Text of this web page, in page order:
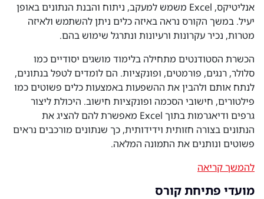
אנליטיקס, Excel משמש למעקב, ניתוח והבנת הנתונים באופן
יעיל. במשך הקורס נראה באיזה כלים ניתן להשתמש ולאיזה
מטרות, נכיר עקרונות ורעיונות ונתרגל שימוש בהם.
הכשרת הסטודנטים מתחילה בלימוד מושגים יסודיים כמו
סלולר, רנגים, פורמטים, ופונקציות. הם לומדים לטפל בנתונים,
לנתח אותם ולהבין את ההשפעות באמצעות כלים פשוטים כמו
פילטורים, חישובי הסכמה ופונקציות חישוב. היכולת ליצור
גרפים ודיאגרמות בתוך Excel מאפשרת להם להציג את
הנתונים בצורה חזותית וידידותית, כך שנתונים מורכבים נראים
פשוטים ונותנים את התמונה המלאה.
להמשך קריאה
מועדי פתיחת קורס